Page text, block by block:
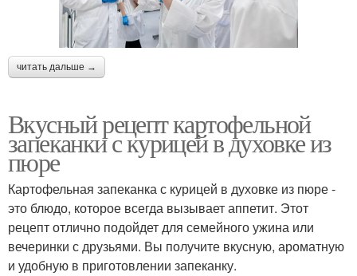
читать дальше →
Вкусный рецепт картофельной
запеканки с курицей в духовке из
пюре
Картофельная запеканка с курицей в духовке из пюре -
это блюдо, которое всегда вызывает аппетит. Этот
рецепт отлично подойдет для семейного ужина или
вечеринки с друзьями. Вы получите вкусную, ароматную
и удобную в приготовлении запеканку.